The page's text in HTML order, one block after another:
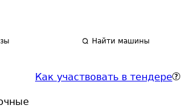
Найти машины
Как участвовать в тендере